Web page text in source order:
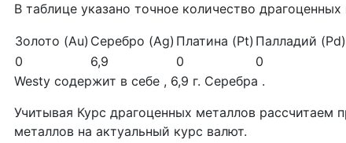
В таблице указано точное количество
Золото (Au) Серебро (Ag) Платина (Pt) Палладий (Pd)
0
6,9 0
0
Westy содержит в себе , 6,9 г. Серебра .
Учитывая Курс драгоценных металлов
металлов на актуальный курс валют.